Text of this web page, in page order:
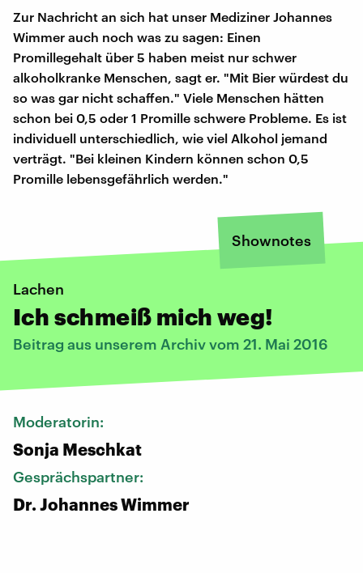
Zur Nachricht an sich hat unser Mediziner Johannes
Wimmer auch noch was zu sagen: Einen
Promillegehalt über 5 haben meist nur schwer
alkoholkranke Menschen, sagt er. "Mit Bier würdest du
so was gar nicht schaffen." Viele Menschen hätten
schon bei 0,5 oder 1 Promille schwere Probleme. Es ist
individuell unterschiedlich, wie viel Alkohol jemand
verträgt. "Bei kleinen Kindern können schon 0,5
Promille lebensgefährlich werden."
Shownotes
Lachen
Ich schmeiß mich weg!
Beitrag aus unserem Archiv vom 21. Mai 2016
Moderatorin:
Sonja Meschkat
Gesprächspartner:
Dr. Johannes Wimmer